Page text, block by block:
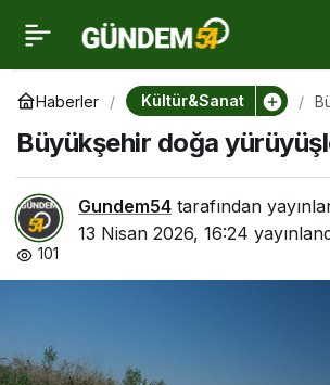
Haberler Kültür&Sanat
Büyükşehir doğa
Gundem54 tarafından
13 Nisan 2026, 16:24
101
Büyükşehir doğa
yürüyüşleri başladı;